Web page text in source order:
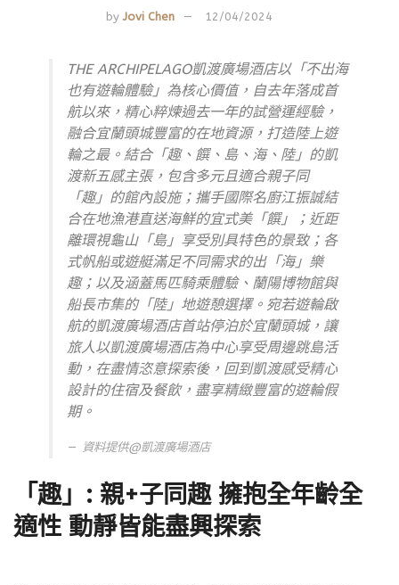
by Jovi Chen 12/04/2024
THE ARCHIPELAGO凱渡廣場酒店以「不出海
也有遊輪體驗」為核心價值，自去年落成首
航以來，精心粹煉過去一年的試營運經驗，
融合宜蘭頭城豐富的在地資源，打造陸上遊
輪之最。結合「趣、饌、島、海、陸」的凱
渡新五感主張，包含多元且適合親子同
「趣」的館內設施；攜手國際名廚江振誠結
合在地漁港直送海鮮的宜式美「饌」；近距
離環視龜山「島」享受別具特色的景致；各
式帆船或遊艇滿足不同需求的出「海」樂
趣；以及涵蓋馬匹騎乘體驗、蘭陽博物館與
船長市集的「陸」地遊憩選擇。宛若遊輪啟
航的凱渡廣場酒店首站停泊於宜蘭頭城，讓
旅人以凱渡廣場酒店為中心享受周邊跳島活
動，在盡情恣意探索後，回到凱渡感受精心
設計的住宿及餐飲，盡享精緻豐富的遊輪假
期。
資料提供@凱渡廣場酒店
「趣」: 親+子同趣 擁抱全年齡全
適性 動靜皆能盡興探索